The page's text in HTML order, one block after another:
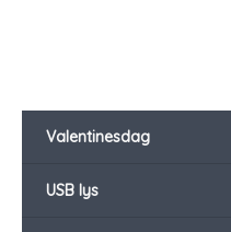
Valentinesdag
USB lys